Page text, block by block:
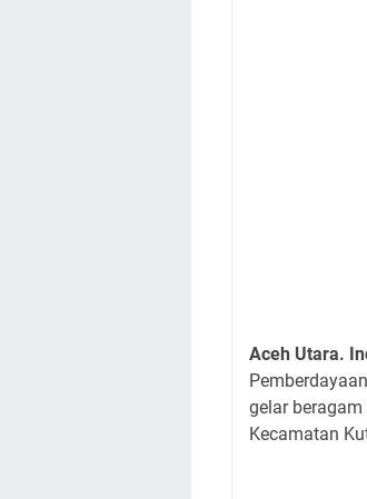
Aceh Utara.
gelar
Kecamatan